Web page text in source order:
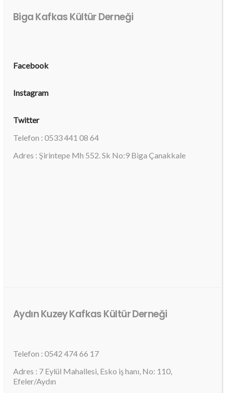
Biga Kafkas Kültür Derneği
Facebook
Instagram
Twitter
Telefon : 0533 441 08 64
Adres : Şirintepe Mh 552. Sk No:9 Biga Çanakkale
Aydın Kuzey Kafkas Kültür Derneği
Telefon : 0542 474 66 17
Adres : 7 Eylül Mahallesi, Esko iş hanı, No: 110,
Efeler/Aydın